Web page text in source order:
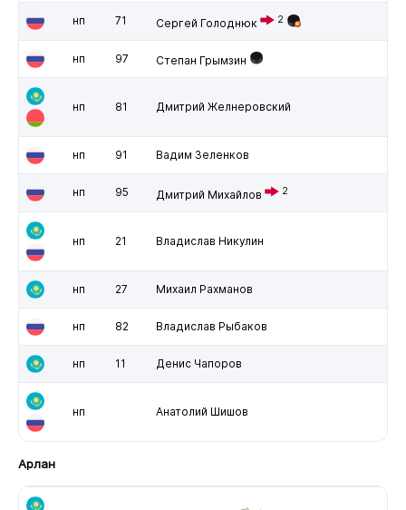
нп 71 Сергей Голоднюк 2
нп 97 Степан Грымзин
нп 81 Дмитрий Желнеровский
нп 91 Вадим Зеленков
нп 95 Дмитрий Михайлов 2
нп 21 Владислав Никулин
нп 27 Михаил Рахманов
нп 82 Владислав Рыбаков
нп 11 Денис Чапоров
нп Анатолий Шишов
Арлан